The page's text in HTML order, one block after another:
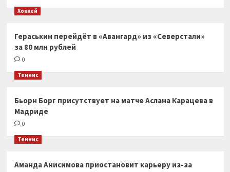
Хоккей
Гераськин перейдёт в «Авангард» из «Северстали»
за 80 млн рублей
0
Теннис
Бьорн Борг присутствует на матче Аслана Карацева в
Мадриде
0
Теннис
Аманда Анисимова приостановит карьеру из-за